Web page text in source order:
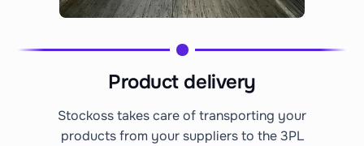
Product delivery
Stockoss takes care of transporting your
products from your suppliers to the 3PL